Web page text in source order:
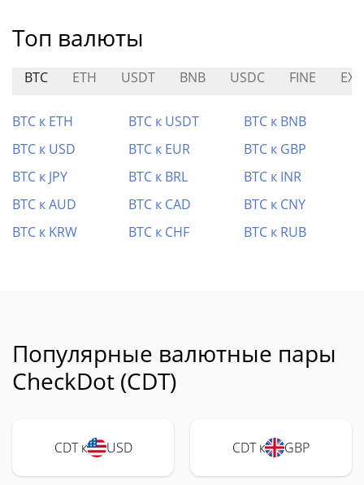
Топ валюты
BTC ETH USDT BNB USDC FINE
BTC к ETH BTC к USDT
BTC к BNB
BTC к USD
BTC к EUR
BTC к GBP
BTC к JPY
BTC к BRL
BTC к INR
BTC к AUD
BTC к CAD
BTC к CNY
BTC к KRW
BTC к CHF BTC к RUB
Популярные валютные пары
CheckDot (CDT)
CDT к USD CDT к GBP